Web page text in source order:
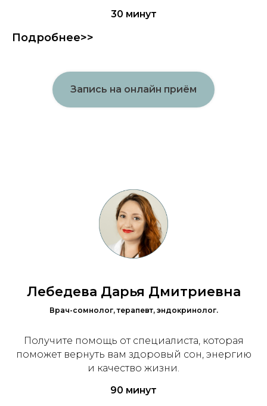
30 минут
Подробнее>>
Запись на онлайн приём
Лебедева Дарья Дмитриевна
Врач-сомнолог, терапевт, эндокринолог.
Получите помощь от специалиста, которая
поможет вернуть вам здоровый сон, энергию
и качество жизни.
90 минут